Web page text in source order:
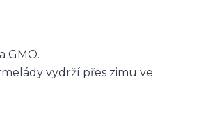
GMO.
vydrží přes zimu ve